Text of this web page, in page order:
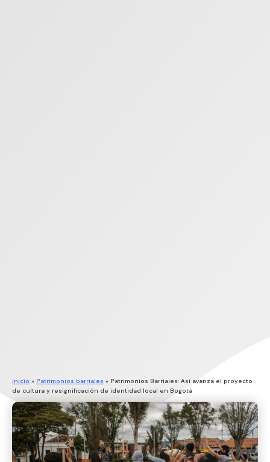
Inicio » Patrimonios barriales » Patrimonios Barriales: Así avanza el proyecto
de cultura y resignificación de identidad local en Bogotá